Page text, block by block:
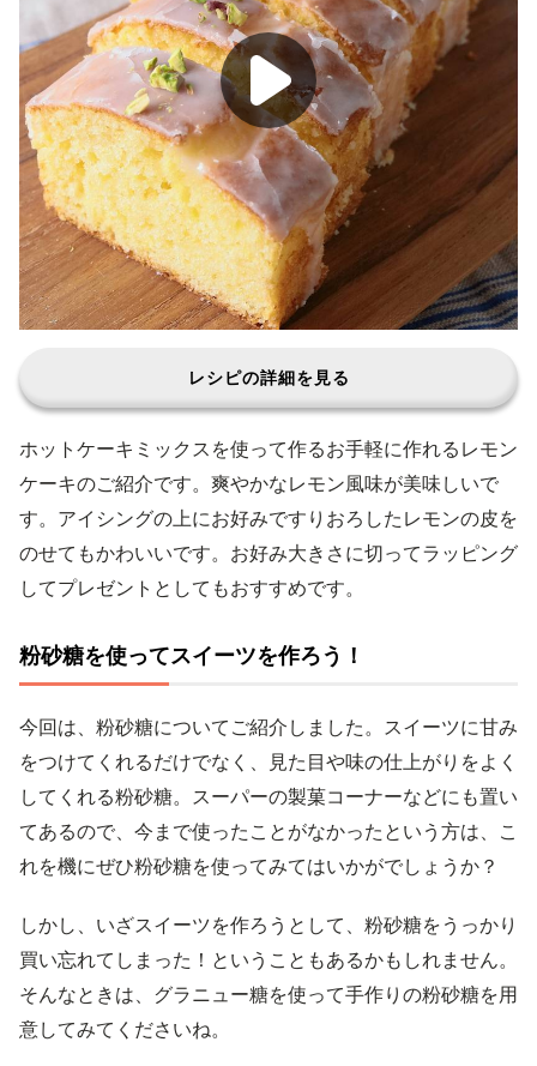
レシピの詳細を見る
ホットケーキミックスを使って作るお手軽に作れるレモン
ケーキのご紹介です。爽やかなレモン風味が美味しいで
す。アイシングの上にお好みですりおろしたレモンの皮を
のせてもかわいいです。お好み大きさに切ってラッピング
してプレゼントとしてもおすすめです。
粉砂糖を使ってスイーツを作ろう！
今回は、粉砂糖についてご紹介しました。スイーツに甘み
をつけてくれるだけでなく、見た目や味の仕上がりをよく
してくれる粉砂糖。スーパーの製菓コーナーなどにも置い
てあるので、今まで使ったことがなかったという方は、こ
れを機にぜひ粉砂糖を使ってみてはいかがでしょうか？
しかし、いざスイーツを作ろうとして、粉砂糖をうっかり
買い忘れてしまった！ということもあるかもしれません。
そんなときは、グラニュー糖を使って手作りの粉砂糖を用
意してみてくださいね。